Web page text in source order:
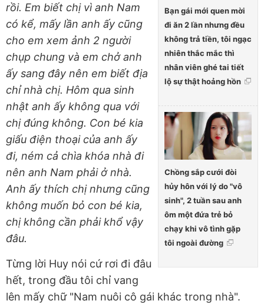
Bạn gái mới quen mời
đi ăn 2 lần nhưng đều
không trả tiền, tôi ngạc
nhiên thắc mắc thì
nhân viên ghé tai tiết
lộ sự thật hoảng hồn
Chồng sắp cưới đòi
hủy hôn với lý do "vô
sinh", 2 tuần sau anh
ôm một đứa trẻ bỏ
chạy khi vô tình gặp
tôi ngoài đường
rồi. Em biết chị vì anh Nam
có kể, mấy lần anh ấy cũng
cho em xem ảnh 2 người
chụp chung và em chở anh
ấy sang đây nên em biết địa
chỉ nhà chị. Hôm qua sinh
nhật anh ấy không qua với
chị đúng không. Con bé kia
giấu điện thoại của anh ấy
đi, ném cả chìa khóa nhà đi
nên anh Nam phải ở nhà.
Anh ấy thích chị nhưng cũng
không muốn bỏ con bé kia,
chị không cần phải khổ vậy
đâu.
Từng lời Huy nói cứ rơi đi đâu
hết, trong đầu tôi chỉ vang
lên mấy chữ "Nam nuôi cô gái khác trong nhà".